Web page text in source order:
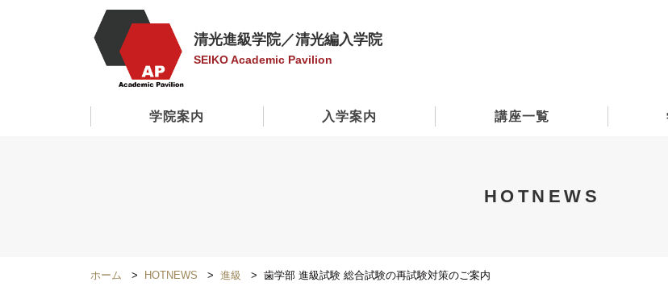
清光進級学院／清光編入学院
SEIKO Academic Pavilion
学院案内 入学案内 講座一覧
HOTNEWS
ホーム HOTNEWS 進級 歯学部 進級試験 総合試験の再試験対策のご案内